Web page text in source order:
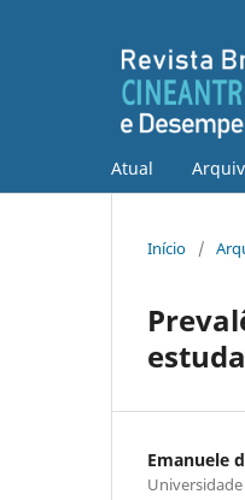
Atual
Início /
Emanuele